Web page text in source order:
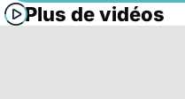
Plus de vidéos